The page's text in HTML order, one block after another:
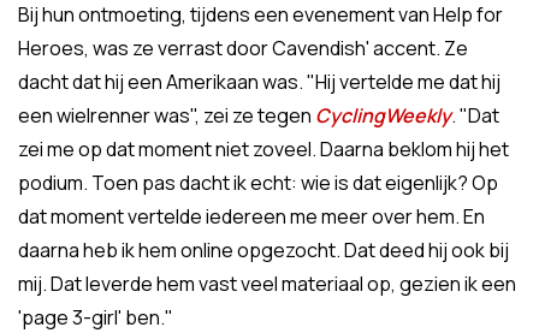
Bij hun ontmoeting, tijdens een evenement van Help for
Heroes, was ze verrast door Cavendish' accent. Ze
dacht dat hij een Amerikaan was. "Hij vertelde me dat hij
een wielrenner was", zei ze tegen CyclingWeekly. "Dat
zei me op dat moment niet zoveel. Daarna beklom hij het
podium. Toen pas dacht ik echt: wie is dat eigenlijk? Op
dat moment vertelde iedereen me meer over hem. En
daarna heb ik hem online opgezocht. Dat deed hij ook bij
mij. Dat leverde hem vast veel materiaal op, gezien ik een
'page 3-girl' ben."